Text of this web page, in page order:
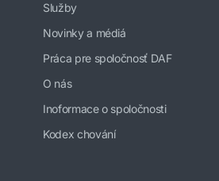
Služby
Novinky a médiá
Práca pre spoločnosť DAF
O nás
Inoformace o spoločnosti
Kodex chování